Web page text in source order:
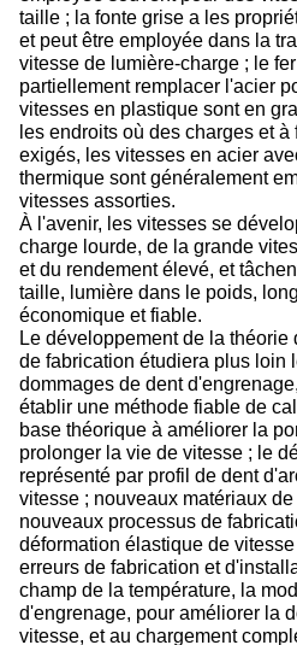
taille ; la fonte grise a les
et peut être employée dans la
vitesse de lumière-charge ; le
partiellement remplacer l'acier
vitesses en plastique sont en
les endroits où des charges et
exigés, les vitesses en acier
thermique sont généralement
vitesses assorties.
À l'avenir, les vitesses se
charge lourde, de la grande
et du rendement élevé, et
taille, lumière dans le poids,
économique et fiable.
Le développement de la théorie
de fabrication étudiera plus loin
dommages de dent
établir une méthode fiable de
base théorique à améliorer la
prolonger la vie de vitesse ; le
représenté par profil de dent
vitesse ; nouveaux matériaux
nouveaux processus de
déformation élastique de
erreurs de fabrication et
champ de la température, la
d'engrenage, pour améliorer la
vitesse, et au chargement